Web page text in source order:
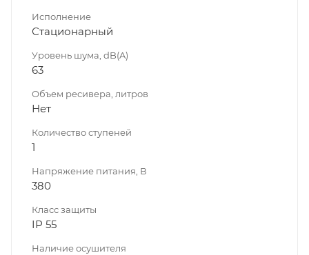
Исполнение
Стационарный
Уровень шума, dB(A)
63
Объем ресивера, литров
Нет
Количество ступеней
1
Напряжение питания, В
380
Класс защиты
IP 55
Наличие осушителя